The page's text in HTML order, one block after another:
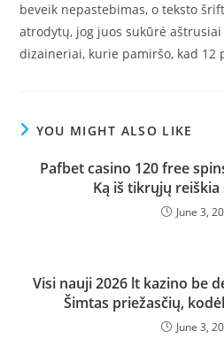
beveik nepastebimas, o teksto
atrodytų, jog juos sukūrė
dizaineriai, kurie pamiršo, kad 12
YOU MIGHT ALSO LIKE
Pafbet casino 120 free
Ką iš tikrųjų reiškia
June 3,
Visi nauji 2026 lt kazino be
Šimtas priežasčių,
June 3,